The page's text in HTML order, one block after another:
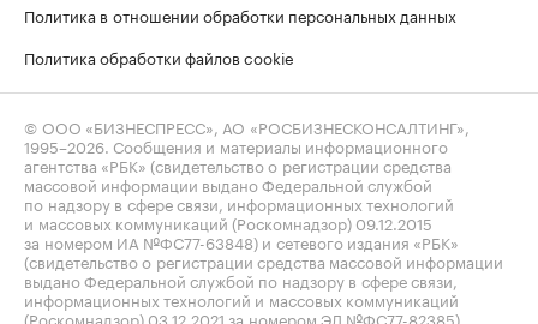
Политика в отношении обработки персональных данных
Политика обработки файлов cookie
© ООО «БИЗНЕСПРЕСС», АО «РОСБИЗНЕСКОНСАЛТИНГ»,
1995–2026 . Сообщения и материалы информационного
агентства «РБК» (свидетельство о регистрации средства
массовой информации выдано Федеральной службой
по надзору в сфере связи, информационных технологий
и массовых коммуникаций (Роскомнадзор) 09.12.2015
за номером ИА №ФС77-63848) и сетевого издания «РБК»
(свидетельство о регистрации средства массовой информации
выдано Федеральной службой по надзору в сфере связи,
информационных технологий и массовых коммуникаций
(Роскомнадзор) 03.12.2021 за номером ЭЛ №ФС77-82385)